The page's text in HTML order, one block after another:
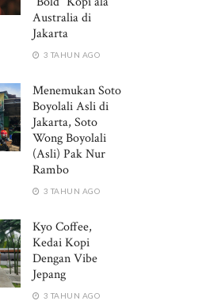
Australia di
Jakarta
3 TAHUN AGO
Menemukan Soto
Boyolali Asli di
Jakarta, Soto
Wong Boyolali
(Asli) Pak Nur
Rambo
3 TAHUN AGO
Kyo Coffee,
Kedai Kopi
Dengan Vibe
Jepang
3 TAHUN AGO